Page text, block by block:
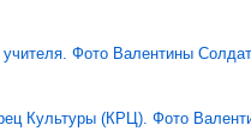
Фото Валентины
Культуры (КРЦ). Фото